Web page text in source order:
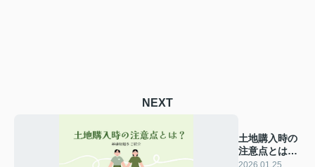
NEXT
土地購入時の
注意点とは？
基礎知識をご